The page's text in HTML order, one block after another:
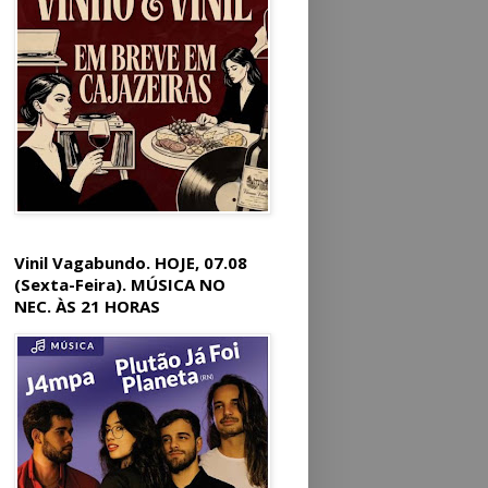
Vinil Vagabundo. HOJE, 07.08
(Sexta-Feira). MÚSICA NO
NEC. ÀS 21 HORAS